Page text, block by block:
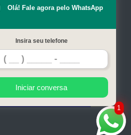
Serviços
Contato
Mapa do site
1
Olá! Fale agora pelo WhatsApp
Insira seu telefone
Iniciar conversa